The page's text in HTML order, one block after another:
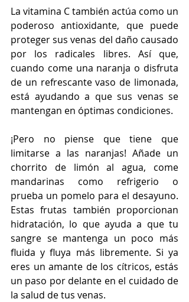
La vitamina C también actúa como un
poderoso antioxidante, que puede
proteger sus venas del daño causado
por los radicales libres. Así que,
cuando come una naranja o disfruta
de un refrescante vaso de limonada,
está ayudando a que sus venas se
mantengan en óptimas condiciones.
¡Pero no piense que tiene que
limitarse a las naranjas! Añade un
chorrito de limón al agua, come
mandarinas como refrigerio o
prueba un pomelo para el desayuno.
Estas frutas también proporcionan
hidratación, lo que ayuda a que tu
sangre se mantenga un poco más
fluida y fluya más libremente. Si ya
eres un amante de los cítricos, estás
un paso por delante en el cuidado de
la salud de tus venas.